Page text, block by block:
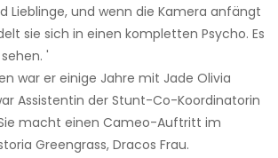
Lieblinge, und wenn die Kamera anfängt
sie sich in einen kompletten Psycho. Es
'
war er einige Jahre mit Jade Olivia
Assistentin der Stunt-Co-Koordinatorin
macht einen Cameo-Auftritt im
Greengrass, Dracos Frau.